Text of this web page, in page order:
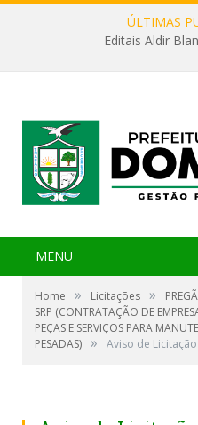
ÚLTIMAS
Editais Aldir
MENU
Home » Licitações »
SRP (CONTRATAÇÃO DE
PEÇAS E SERVIÇOS PARA
PESADAS) » Aviso de